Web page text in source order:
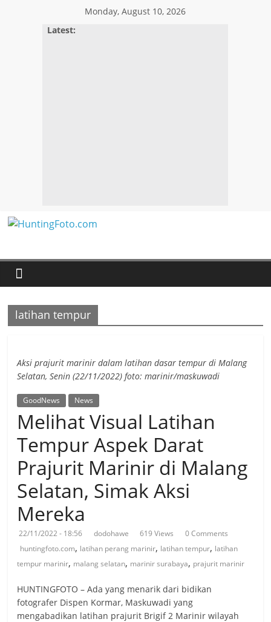
Monday, August 10, 2026
Latest:
HuntingFoto.com
Portal
Berita
Terpercaya
latihan tempur
Aksi prajurit marinir dalam latihan dasar tempur di Malang
Selatan, Senin (22/11/2022) foto: marinir/maskuwadi
GoodNews News
Melihat Visual Latihan
Tempur Aspek Darat
Prajurit Marinir di Malang
Selatan, Simak Aksi
Mereka
22/11/2022 - 18:56 dodohawe 619 Views
0 Comments
huntingfoto.com, latihan perang marinir, latihan tempur, latihan
tempur marinir, malang selatan, marinir surabaya, prajurit marinir
HUNTINGFOTO – Ada yang menarik dari bidikan
fotografer Dispen Kormar, Maskuwadi yang
mengabadikan latihan prajurit Brigif 2 Marinir wilayah